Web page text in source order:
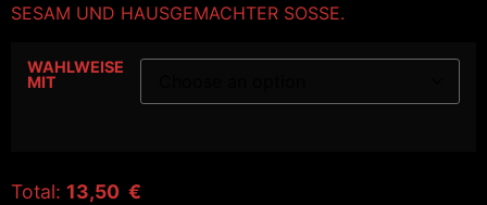
SESAM UND HAUSGEMACHTER SOSSE.
WAHLWEISE
MIT
Total: 13,50 €